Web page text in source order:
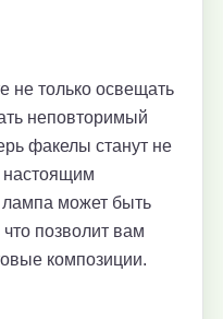
не только освещать
неповторимый
факелы станут не
настоящим
может быть
позволит вам
композиции.